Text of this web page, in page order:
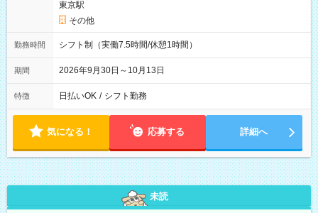
東京駅
その他
勤務時間 シフト制（実働7.5時間/休憩1時間）
期間 2026年9月30日～10月13日
特徴 日払いOK / シフト勤務
気になる！ 応募する 詳細へ
未読